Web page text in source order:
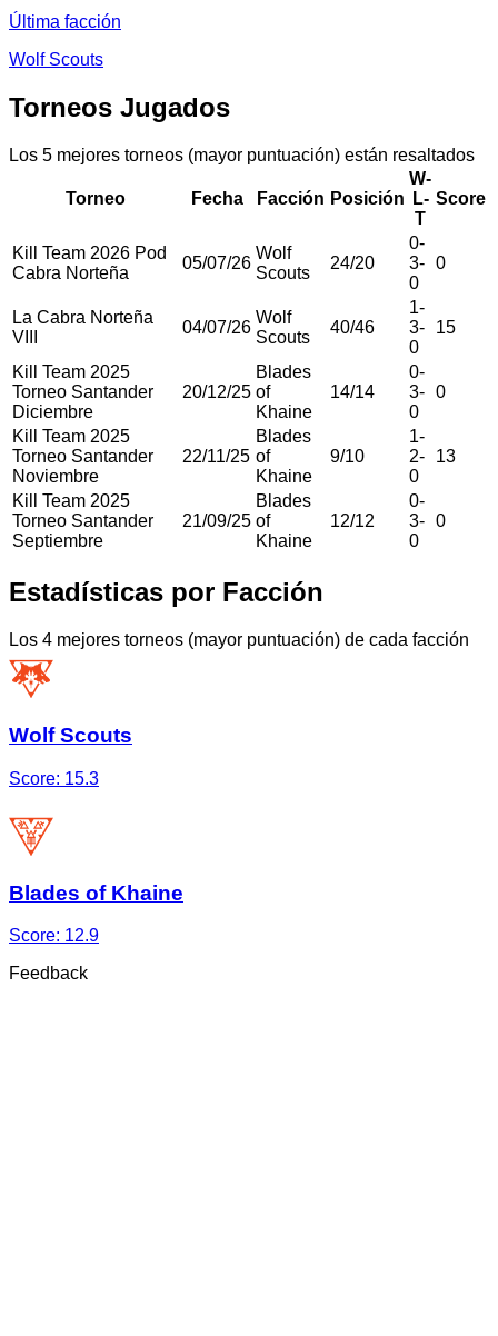
Última facción
Wolf Scouts
Torneos Jugados
Los 5 mejores torneos (mayor puntuación) están resaltados
Torneo Fecha Facción Posición
W-
L-
T
Score
Kill Team 2026 Pod
Cabra Norteña
05/07/26
Wolf
Scouts
24/20
0-
3-
0
0
La Cabra Norteña
VIII
04/07/26
Wolf
Scouts
40/46
1-
3-
0
15
Kill Team 2025
Torneo Santander
Diciembre
20/12/25
Blades
of
Khaine
14/14
0-
3-
0
0
Kill Team 2025
Torneo Santander
Noviembre
22/11/25
Blades
of
Khaine
9/10
1-
2-
0
13
Kill Team 2025
Torneo Santander
Septiembre
21/09/25
Blades
of
Khaine
12/12
0-
3-
0
0
Estadísticas por Facción
Los 4 mejores torneos (mayor puntuación) de cada facción
Wolf Scouts
Score: 15.3
Blades of Khaine
Score: 12.9
Feedback